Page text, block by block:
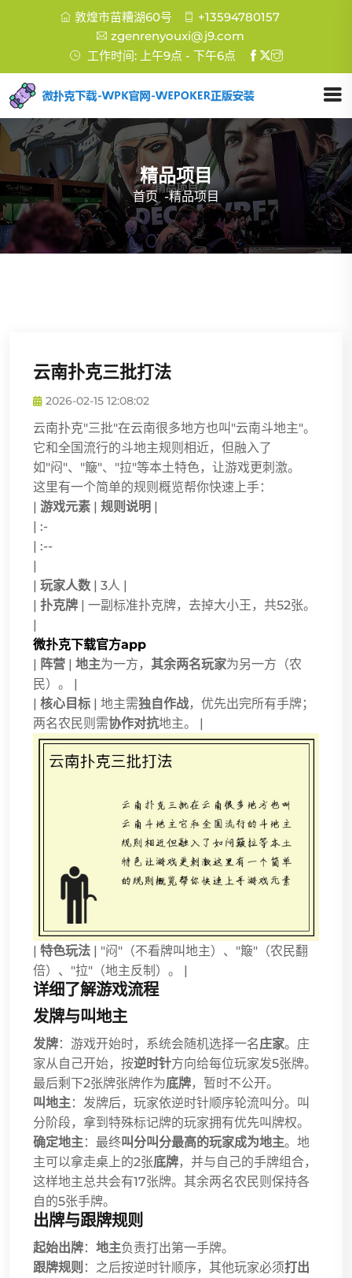
敦煌市苗糟湖60号
+13594780157
zgenrenyouxi@j9.com
工作时间: 上午9点 - 下午6点
精品项目
首页 -精品项目
云南扑克三批打法
2026-02-15 12:08:02
云南扑克"三批"在云南很多地方也叫"云南斗地主"。
它和全国流行的斗地主规则相近，但融入了
如"闷"、"簸"、"拉"等本土特色，让游戏更刺激。
这里有一个简单的规则概览帮你快速上手：
| 游戏元素 | 规则说明 |
| :-
| :--
|
| 玩家人数 | 3人 |
| 扑克牌 | 一副标准扑克牌，去掉大小王，共52张。
|
微扑克下载官方app
| 阵营 | 地主为一方， 其余两名玩家为另一方（农
民）。 |
| 核心目标 | 地主需独自作战，优先出完所有手牌；
两名农民则需协作对抗地主。 |
| 特色玩法 | "闷"（不看牌叫地主）、"簸"（农民翻
倍）、"拉"（地主反制）。 |
详细了解游戏流程
发牌与叫地主
发牌：游戏开始时，系统会随机选择一名庄家。庄
家从自己开始，按逆时针方向给每位玩家发5张牌。
最后剩下2张牌张牌作为底牌，暂时不公开。
叫地主 ：发牌后，玩家依逆时针顺序轮流叫分。叫
分阶段，拿到特殊标记牌的玩家拥有优先叫牌权。
确定地主 ：最终叫分叫分最高的玩家成为地主。地
主可以拿走桌上的2张底牌，并与自己的手牌组合，
这样地主总共会有17张牌。其余两名农民则保持各
自的5张手牌。
出牌与跟牌规则
起始出牌： 地主负责打出第一手牌。
跟牌规则 ：之后按逆时针顺序，其他玩家必须打出